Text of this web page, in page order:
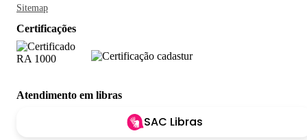
Sitemap
Certificações
Atendimento em libras
SAC Libras